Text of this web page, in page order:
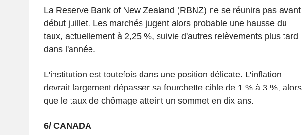
La Reserve Bank of New Zealand (RBNZ) ne se réunira pas avant
début juillet. Les marchés jugent alors probable une hausse du
taux, actuellement à 2,25 %, suivie d'autres relèvements plus tard
dans l'année.
L'institution est toutefois dans une position délicate. L'inflation
devrait largement dépasser sa fourchette cible de 1 % à 3 %, alors
que le taux de chômage atteint un sommet en dix ans.
6/ CANADA